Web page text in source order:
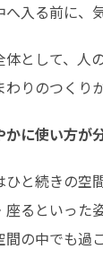
へ入る前に、
体として、人
わりのつくり
かに使い方が
ひと続きの空
るといった
間の中でも過